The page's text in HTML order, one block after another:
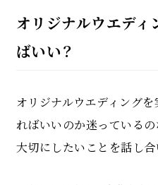
オリジナルウエデ
ばいい？
オリジナルウエディング
ればいいのか迷っている
大切にしたいことを話し合